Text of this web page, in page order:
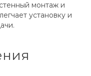
монтаж и
установку и